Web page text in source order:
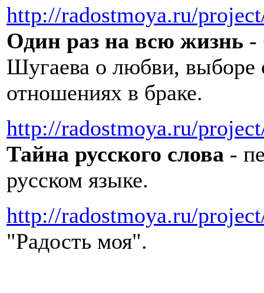
http://radostmoya.ru/
Один раз на всю жизнь -
Шугаева о любви, выборе
отношениях в браке.
http://radostmoya.ru/
Тайна русского слова -
русском языке.
http://radostmoya.ru/
"Радость моя".